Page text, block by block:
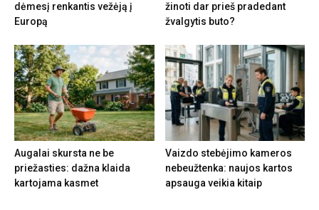
dėmesį renkantis vežėją į
Europą
žinoti dar prieš pradedant
žvalgytis buto?
Augalai skursta ne be
priežasties: dažna klaida
kartojama kasmet
Vaizdo stebėjimo kameros
nebeužtenka: naujos kartos
apsauga veikia kitaip